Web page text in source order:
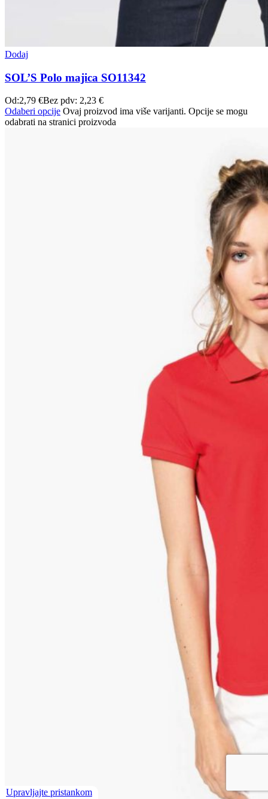
Dodaj
SOL’S Polo majica SO11342
Od:2,79 €Bez pdv: 2,23 €
Odaberi opcije Ovaj proizvod ima više varijanti. Opcije se mogu
odabrati na stranici proizvoda
Upravljajte pristankom